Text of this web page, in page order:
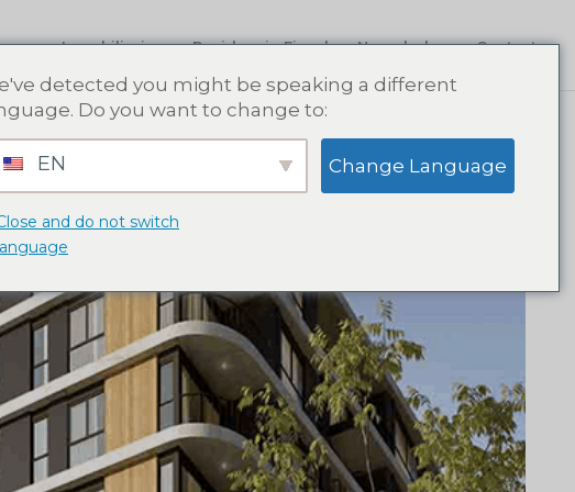
Inmobiliarias Residencia Fiscal Novedades Contacto
detected you might be speaking a different
Do you want to change to:
EN Change Language
and do not switch